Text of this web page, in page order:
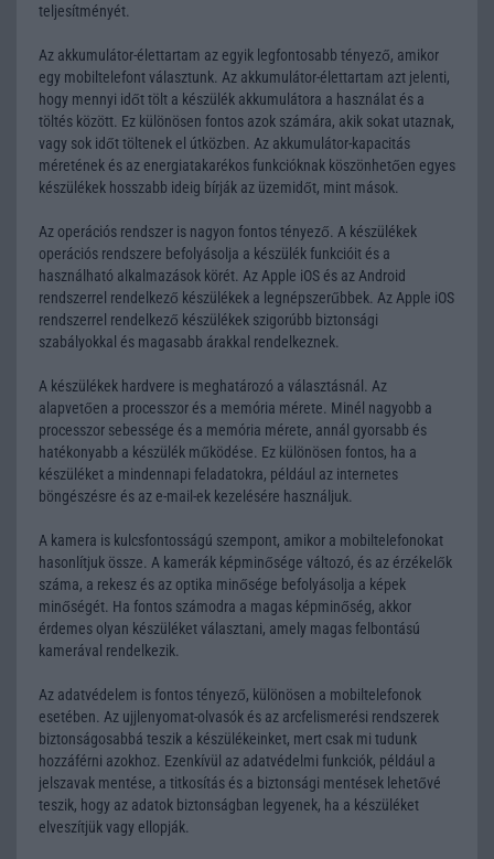
teljesítményét.
Az akkumulátor-élettartam az egyik legfontosabb tényező, amikor
egy mobiltelefont választunk. Az akkumulátor-élettartam azt jelenti,
hogy mennyi időt tölt a készülék akkumulátora a használat és a
töltés között. Ez különösen fontos azok számára, akik sokat utaznak,
vagy sok időt töltenek el útközben. Az akkumulátor-kapacitás
méretének és az energiatakarékos funkcióknak köszönhetően egyes
készülékek hosszabb ideig bírják az üzemidőt, mint mások.
Az operációs rendszer is nagyon fontos tényező. A készülékek
operációs rendszere befolyásolja a készülék funkcióit és a
használható alkalmazások körét. Az Apple iOS és az Android
rendszerrel rendelkező készülékek a legnépszerűbbek. Az Apple iOS
rendszerrel rendelkező készülékek szigorúbb biztonsági
szabályokkal és magasabb árakkal rendelkeznek.
A készülékek hardvere is meghatározó a választásnál. Az
alapvetően a processzor és a memória mérete. Minél nagyobb a
processzor sebessége és a memória mérete, annál gyorsabb és
hatékonyabb a készülék működése. Ez különösen fontos, ha a
készüléket a mindennapi feladatokra, például az internetes
böngészésre és az e-mail-ek kezelésére használjuk.
A kamera is kulcsfontosságú szempont, amikor a mobiltelefonokat
hasonlítjuk össze. A kamerák képminősége változó, és az érzékelők
száma, a rekesz és az optika minősége befolyásolja a képek
minőségét. Ha fontos számodra a magas képminőség, akkor
érdemes olyan készüléket választani, amely magas felbontású
kamerával rendelkezik.
Az adatvédelem is fontos tényező, különösen a mobiltelefonok
esetében. Az ujjlenyomat-olvasók és az arcfelismerési rendszerek
biztonságosabbá teszik a készülékeinket, mert csak mi tudunk
hozzáférni azokhoz. Ezenkívül az adatvédelmi funkciók, például a
jelszavak mentése, a titkosítás és a biztonsági mentések lehetővé
teszik, hogy az adatok biztonságban legyenek, ha a készüléket
elveszítjük vagy ellopják.